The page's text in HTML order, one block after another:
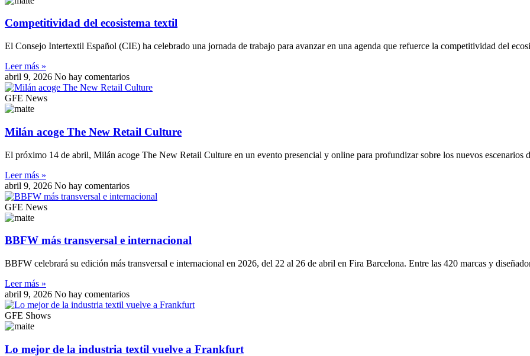
Competitividad del ecosistema textil
El Consejo Intertextil Español (CIE) ha celebrado una jornada de trabajo para avanzar en una agenda que refuerce la competitividad del
Leer más »
abril 9, 2026 No hay comentarios
GFE News
Milán acoge The New Retail Culture
El próximo 14 de abril, Milán acoge The New Retail Culture en un evento presencial y online para profundizar sobre los nuevos escenarios
Leer más »
abril 9, 2026 No hay comentarios
GFE News
BBFW más transversal e internacional
BBFW celebrará su edición más transversal e internacional en 2026, del 22 al 26 de abril en Fira Barcelona. Entre las 420 marcas y
Leer más »
abril 9, 2026 No hay comentarios
GFE Shows
Lo mejor de la industria textil vuelve a Frankfurt